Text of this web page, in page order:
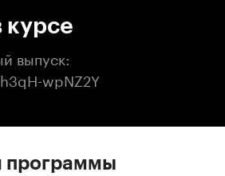
курсе
выпуск:
wpNZ2Y
программы